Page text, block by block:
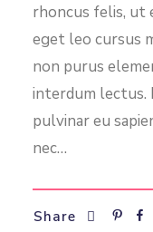
rhoncus felis, ut
eget leo cursus
non purus
interdum lectus.
pulvinar eu
nec…
Share